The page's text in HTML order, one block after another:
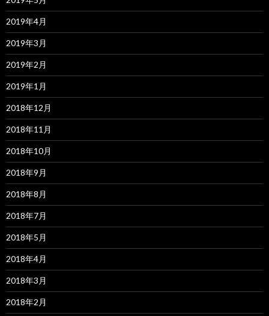
2019年4月
2019年3月
2019年2月
2019年1月
2018年12月
2018年11月
2018年10月
2018年9月
2018年8月
2018年7月
2018年5月
2018年4月
2018年3月
2018年2月